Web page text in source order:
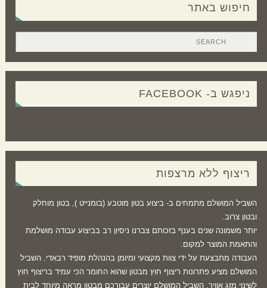
חיפוש באתר
ניפגש ב- FACEBOOK
ריצוף ללא מרצפות
השביל המושלם מתמחים ב- ביצוע בטון מוטבע (בומנייט ), בטון מוחלק
ובטון צרוב.
יותר משמונה שנים בענף בזכותם צברנו ניסיון רב בביצוע עבודה מושלמת
והתאמת המוצר למקום.
העבודה מתבצעת על ידי צוות מקצועי ומיומן בהנהלת מופיד רבאדי. השביל
המושלם מציע פתרונות ריצוף חוץ מבטון שהוא החומר הכי עמיד בריצוף חוץ
לשינוי מזג אוויר. השביל המושלם יוצרים עבורכם מבטון מראה מיוחד לבית